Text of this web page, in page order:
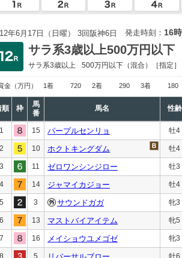
年6月17日（日曜） 3回阪神6日 発走時刻： 16
サラ系3歳以上500万円以下
サラ系3歳以上 500万円以下 （混合）［指定］
金 （万円） 1着 720 2着 290 3着 180
順 枠
馬
番
馬名 性齢
1 15 パープルセンリョ 牡4
2 10 ホクトキングダム 牡4
3 11 ゼロワンシンジロー 牡3
4 14 ジャマイカジョー 牡4
5 3 サウンドガガ 牝3
6 13 マストバイアイテム 牝5
7 16 メイショウユメゴゼ 牝3
8 5 牡6